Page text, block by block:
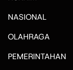
NASIONAL
OLAHRAGA
PEMERINTAHAN